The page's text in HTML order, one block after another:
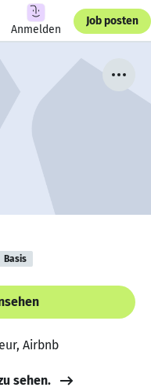
Anmelden
Job posten
Basis
Airbnb
sehen.